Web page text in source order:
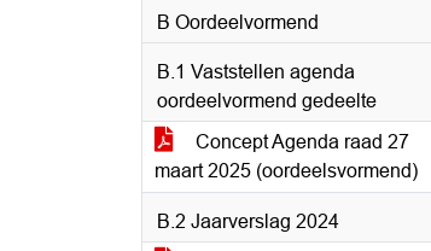
B Oordeelvormend
B.1 Vaststellen agenda
oordeelvormend gedeelte
Concept Agenda raad 27
maart 2025 (oordeelsvormend)
B.2 Jaarverslag 2024